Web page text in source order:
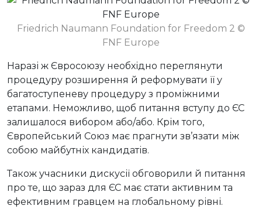
Friedrich Naumann Foundation for Freedom 2 ©
FNF Europe
Наразі ж Євросоюзу необхідно переглянути
процедуру розширення й реформувати її у
багатоступеневу процедуру з проміжними
етапами. Неможливо, щоб питання вступу до ЄС
залишалося вибором або/або. Крім того,
Європейський Союз має прагнути зв’язати між
собою майбутніх кандидатів.
Також учасники дискусії обговорили й питання
про те, що зараз для ЄС має стати активним та
ефективним гравцем на глобальному рівні.